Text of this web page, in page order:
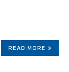
READ MORE